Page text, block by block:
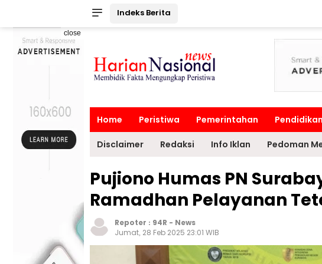
Indeks Berita
close
Home Peristiwa Pemerintahan Pendidikan
Disclaimer Redaksi Info Iklan Pedoman
Pujiono Humas PN
Ramadhan Pelayanan
Repoter : 94R - News
Jumat, 28 Feb 2025 23:01 WIB